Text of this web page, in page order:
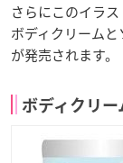
さらにこのイラ
ボディクリーム
が発売されます。
ボディクリー